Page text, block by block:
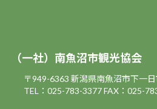
（一社）南魚沼市観光協会
〒949-6363 新潟県南魚沼市下一日
TEL：025-783-3377FAX：025-